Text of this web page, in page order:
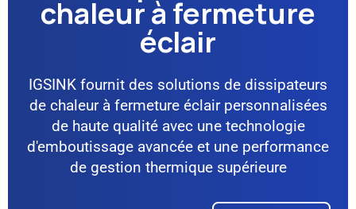
chaleur à fermeture
éclair
IGSINK fournit des solutions de dissipateurs
de chaleur à fermeture éclair personnalisées
de haute qualité avec une technologie
d'emboutissage avancée et une performance
de gestion thermique supérieure